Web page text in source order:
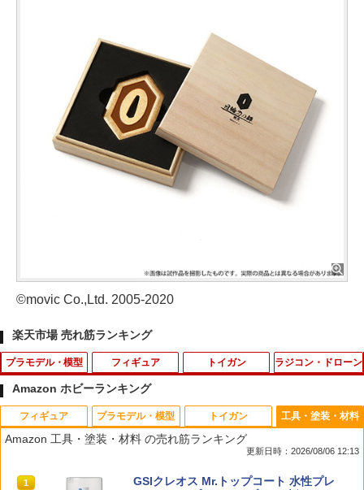
©movic Co.,Ltd. 2005-2020
楽天市場 売れ筋ランキング
プラモデル・模型
1
ホビーベース プラミアムパーツコレクシ
ョン 短い塗装棒 逆作用タイプ 細 ホビー
￥871
フィギュア
1
【店内全品P10倍 8/4〜要エントリー】
【中古】[FIG] S.H.Figuarts(フィギュア
ーツ) キュアピース スマイルプリキュア!
03)
トイガン
1
カネキャップ(8連×12リング)×3箱 《288
発分》 トイガン用[定形外郵便、送料無
￥498
ラジコン・ドローン
1 スポンジタイヤ 20mm SPWHL20
Amazon ホビーランキング
フィギュア
1
TAMASHII NATIONS オリジン・オブ・
プラモデル・模型
1
タカラトミー(TAKARA TOMY) T-SPAR
トイガン
1
東京マルイ(TOKYO MARUI) No.25 コル
工具・塗装・材料
Amazon 工具・塗装・材料 の売れ筋ランキング
更新日時：2026/08/06 12:13
1
GSIクレオス Mr.トップコート 水性プレ